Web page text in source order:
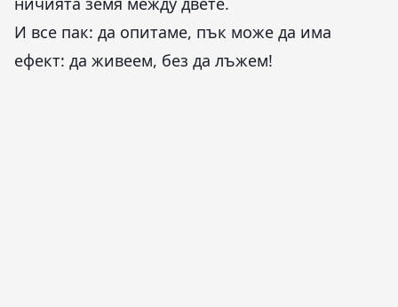
И все пак: да опитаме, пък може да има
ефект: да живеем, без да лъжем!